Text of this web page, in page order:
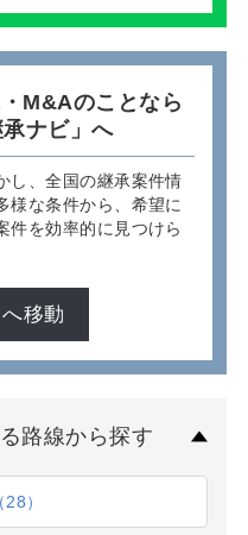
M&Aのことなら
承ナビ」へ
し、全国の継承案件情
様な条件から、希望に
件を効率的に見つけら
移動
路線から探す
）